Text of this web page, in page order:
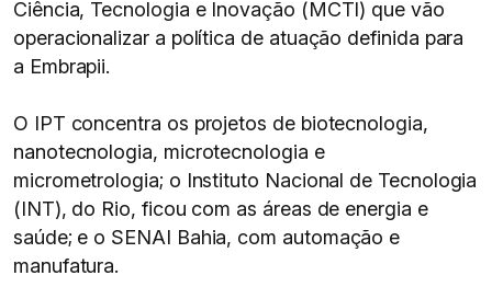
Ciência, Tecnologia e Inovação (MCTI) que vão
operacionalizar a política de atuação definida para
a Embrapii.
O IPT concentra os projetos de biotecnologia,
nanotecnologia, microtecnologia e
micrometrologia; o Instituto Nacional de Tecnologia
(INT), do Rio, ficou com as áreas de energia e
saúde; e o SENAI Bahia, com automação e
manufatura.